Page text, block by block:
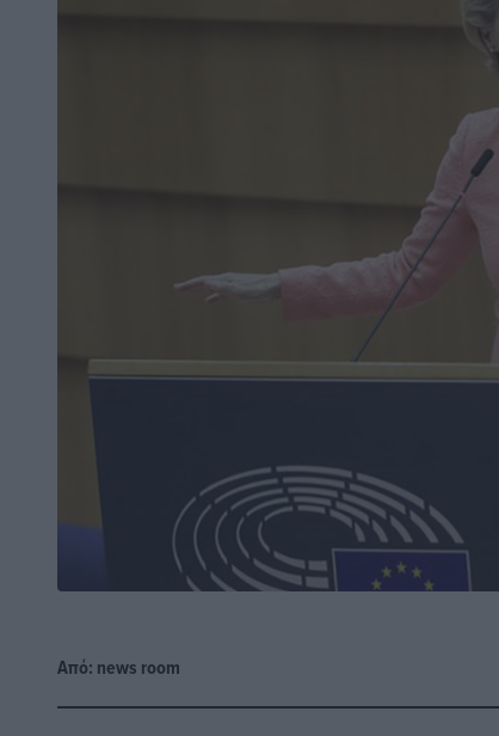
Από: news room